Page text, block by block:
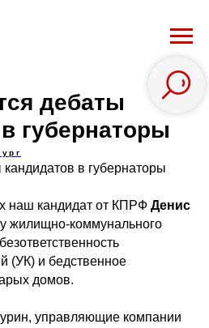
дебаты
губернаторы
в губернаторы
наш кандидат от КПРФ Денис
жилищно-коммунального
(УК) и бедственное
домов.
управляющие компании